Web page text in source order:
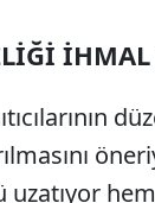
uzatıyor